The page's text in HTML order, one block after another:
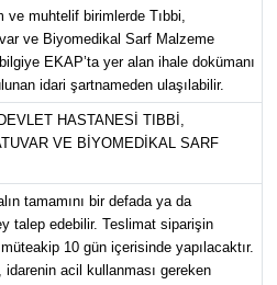
ve muhtelif birimlerde Tıbbi,
ve Biyomedikal Sarf Malzeme
bilgiye EKAP’ta yer alan ihale dokümanı
idari şartnameden ulaşılabilir.
HASTANESİ TIBBİ,
VE BİYOMEDİKAL SARF
tamamını bir defada ya da
talep edebilir. Teslimat siparişin
10 gün içerisinde yapılacaktır.
idarenin acil kullanması gereken